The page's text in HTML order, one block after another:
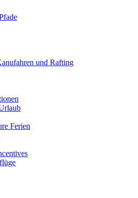
und Rafting
Ferien